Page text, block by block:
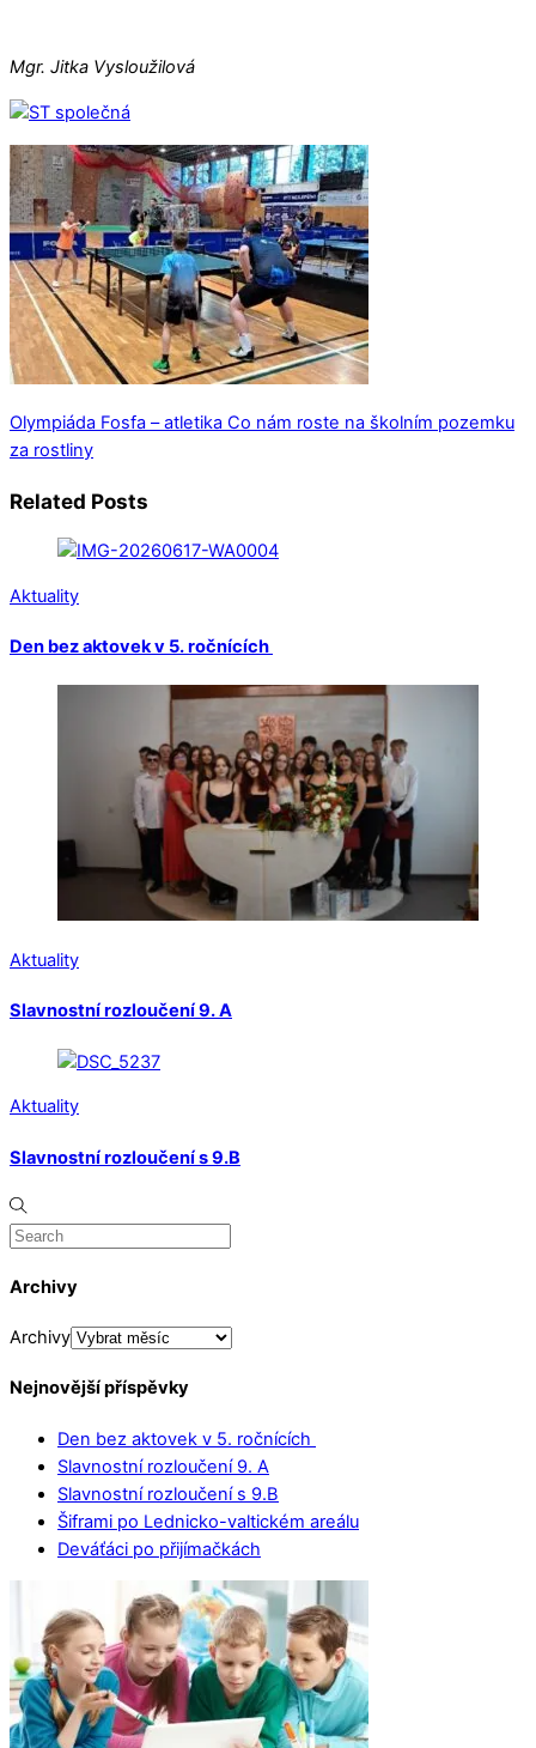
Mgr. Jitka Vysloužilová
Olympiáda Fosfa – atletika Co nám roste na školním pozemku
za rostliny
Related Posts
Aktuality
Den bez aktovek v 5. ročnících
Aktuality
Slavnostní rozloučení 9. A
Aktuality
Slavnostní rozloučení s 9.B
Archivy
Archivy
Nejnovější příspěvky
Den bez aktovek v 5. ročnících
Slavnostní rozloučení 9. A
Slavnostní rozloučení s 9.B
Šiframi po Lednicko-valtickém areálu
Deváťáci po přijímačkách